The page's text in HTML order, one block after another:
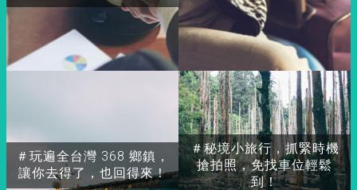
＃玩遍全台灣 368 鄉鎮，
讓你去得了，也回得來！
＃秘境小旅行，抓緊時機
搶拍照，免找車位輕鬆
到！